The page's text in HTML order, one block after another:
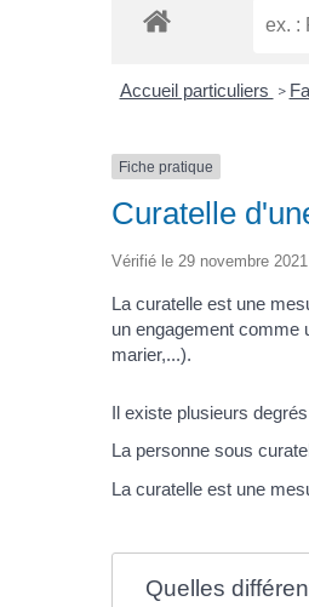
Accueil particuliers >
Fiche pratique
Curatelle
Vérifié le 29 novembre
La curatelle est une
un engagement comme
marier,...).
Il existe plusieurs
La personne sous
La curatelle est une
Quelles